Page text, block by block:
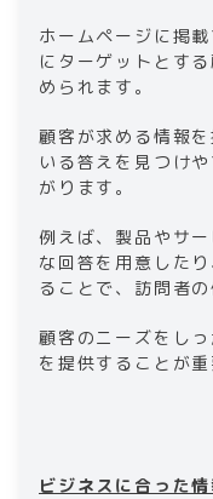
ホームページに掲
にターゲットとす
められます。
顧客が求める情報
いる答えを見つけ
がります。
例えば、製品やサ
な回答を用意した
ることで、訪問者
顧客のニーズをし
を提供することが重
ビジネスに合った